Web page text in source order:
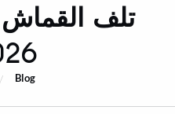
تلف
/ Blog